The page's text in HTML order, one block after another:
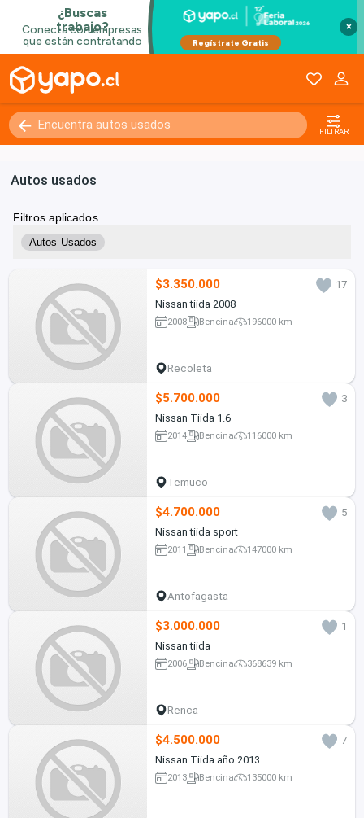
×
FILTRAR
Autos usados
Filtros aplicados
Autos Usados
$3.350.000
17
Nissan tiida 2008
2008 Bencina 196000 km
Recoleta
$5.700.000
3
Nissan Tiida 1.6
2014 Bencina 116000 km
Temuco
$4.700.000
5
Nissan tiida sport
2011 Bencina 147000 km
Antofagasta
$3.000.000
1
Nissan tiida
2006 Bencina 368639 km
Renca
$4.500.000
7
Nissan Tiida año 2013
2013 Bencina 135000 km